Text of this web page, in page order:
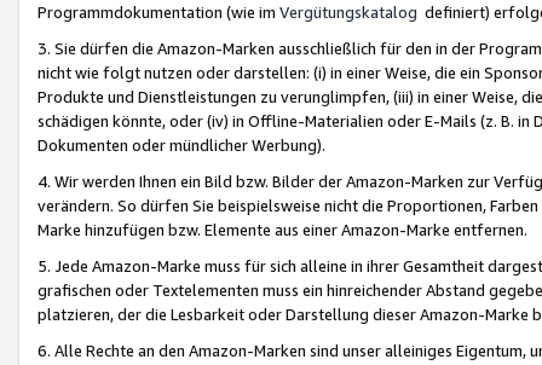
Programmdokumentation (wie im Vergütungskatalog definiert)
3. Sie dürfen die Amazon-Marken ausschließlich für den in der
nicht wie folgt nutzen oder darstellen: (i) in einer Weise, die ein
Produkte und Dienstleistungen zu verunglimpfen, (iii) in einer Weise,
schädigen könnte, oder (iv) in Offline-Materialien oder E-Mails (z. B. in
Dokumenten oder mündlicher Werbung).
4. Wir werden Ihnen ein Bild bzw. Bilder der Amazon-Marken zur
verändern. So dürfen Sie beispielsweise nicht die Proportionen,
Marke hinzufügen bzw. Elemente aus einer Amazon-Marke entfernen.
5. Jede Amazon-Marke muss für sich alleine in ihrer Gesamtheit
grafischen oder Textelementen muss ein hinreichender Abstand
platzieren, der die Lesbarkeit oder Darstellung dieser Amazon-Marke
6. Alle Rechte an den Amazon-Marken sind unser alleiniges